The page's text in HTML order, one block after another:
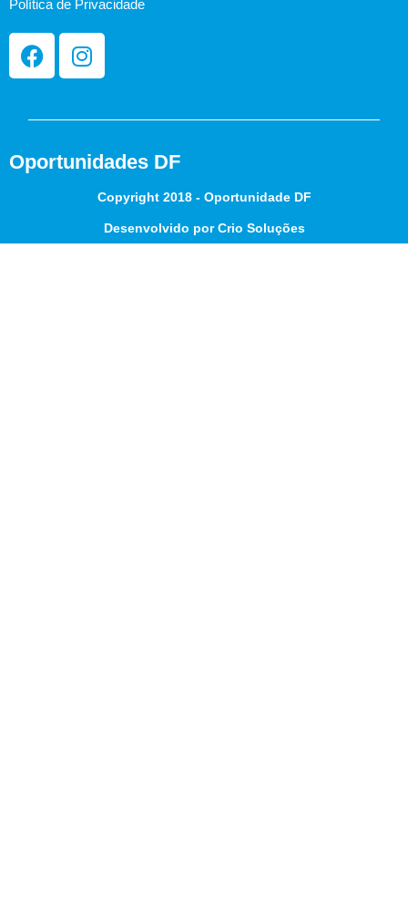
Política de Privacidade
Oportunidades DF
Copyright 2018 - Oportunidade DF
Desenvolvido por Crio Soluções